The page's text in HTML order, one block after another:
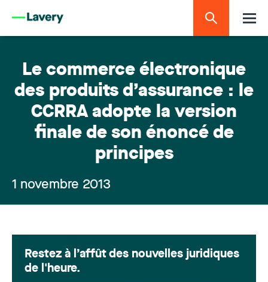
Le commerce électronique
des produits d’assurance : le
CCRRA adopte la version
finale de son énoncé de
principes
1 novembre 2013
Restez à l’affût des nouvelles juridiques
de l'heure.